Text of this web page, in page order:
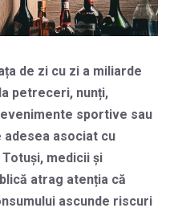
de zi cu zi a miliarde
petreceri, nunți,
sportive sau
asociat cu
medicii și
atrag atenția că
ascunde riscuri